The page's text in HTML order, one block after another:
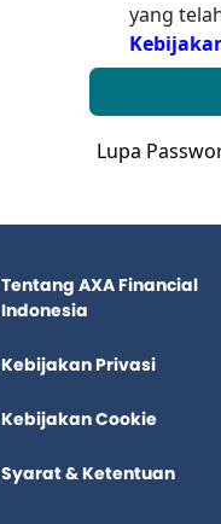
yang
Lupa
Tentang AXA Financial
Indonesia
Kebijakan Privasi
Kebijakan Cookie
Syarat & Ketentuan